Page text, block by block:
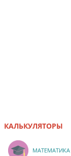
КАЛЬКУЛЯТОРЫ
МАТЕМАТИКА